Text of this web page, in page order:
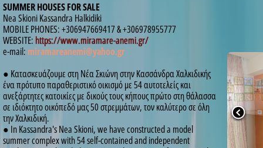
SUMMER HOUSES FOR SALE
Nea Skioni Kassandra Halkidiki
MOBILE PHONES: +306947669417 & +306978955777
WEBSITE: https://www.miramare-anemi.gr/
e-mail: miramareanemi@yahoo.gr
● Κατασκευάζουμε στη Νέα Σκιώνη στην Κασσάνδρα Χαλκιδικής
ένα πρότυπο παραθεριστικό οικισμό με 54 αυτοτελείς και
ανεξάρτητες κατοικίες με δικούς τους κήπους πρώτο στη θάλασσα
σε ιδιόκτητο οικόπεδό μας 50 στρεμμάτων, τον καλύτερο σε όλη
την Χαλκιδική.
● In Kassandra's Nea Skioni, we have constructed a model
summer complex with 54 self-contained and independent